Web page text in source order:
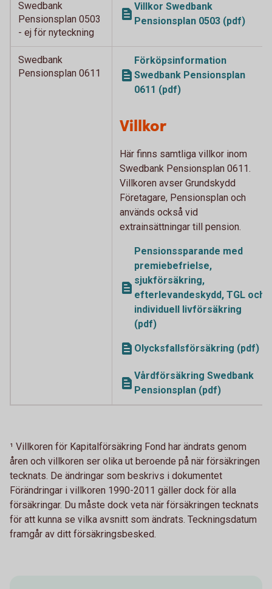
Swedbank
Pensionsplan 0503
- ej för nyteckning
Villkor Swedbank
Pensionsplan 0503 (pdf)
Swedbank
Pensionsplan 0611
Förköpsinformation
Swedbank Pensionsplan
0611 (pdf)
Villkor
Här finns samtliga villkor inom
Swedbank Pensionsplan 0611.
Villkoren avser Grundskydd
Företagare, Pensionsplan och
används också vid
extrainsättningar till pension.
Pensionssparande med
premiebefrielse,
sjukförsäkring,
efterlevandeskydd, TGL och
individuell livförsäkring
(pdf)
Olycksfallsförsäkring (pdf)
Vårdförsäkring Swedbank
Pensionsplan (pdf)
¹ Villkoren för Kapitalförsäkring Fond har ändrats genom
åren och villkoren ser olika ut beroende på när försäkringen
tecknats. De ändringar som beskrivs i dokumentet
Förändringar i villkoren 1990-2011 gäller dock för alla
försäkringar. Du måste dock veta när försäkringen tecknats
för att kunna se vilka avsnitt som ändrats. Teckningsdatum
framgår av ditt försäkringsbesked.